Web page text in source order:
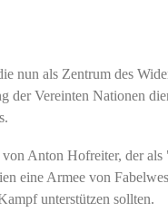
nun als Zentrum des
der Vereinten Nationen
Anton Hofreiter, der als
eine Armee von
unterstützen sollten.